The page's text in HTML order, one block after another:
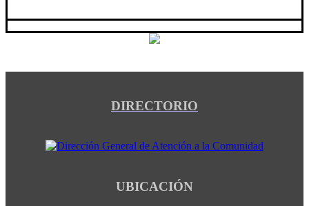
DIRECTORIO
UBICACIÓN